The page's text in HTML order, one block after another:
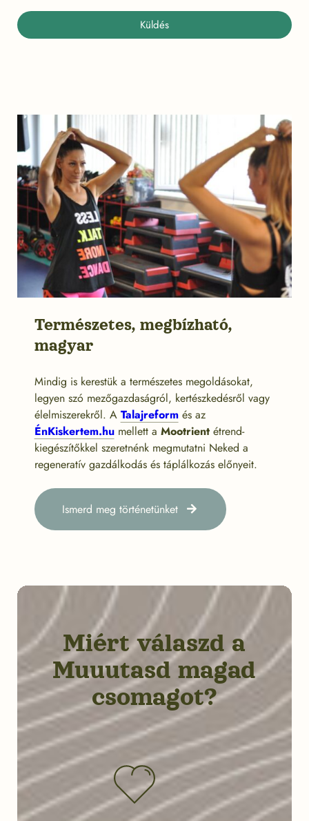
Küldés
Természetes, megbízható,
magyar
Mindig is kerestük a természetes megoldásokat,
legyen szó mezőgazdaságról, kertészkedésről vagy
élelmiszerekről. A Talajreformés az
ÉnKiskertem.humellett a Mootrient étrend-
kiegészítőkkel szeretnénk megmutatni Neked a
regeneratív gazdálkodás és táplálkozás előnyeit.
Ismerd meg történetünket
Miért válaszd a
Muuutasd magad
csomagot?